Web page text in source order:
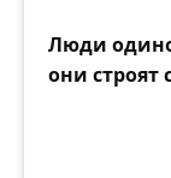
Люди
они строят